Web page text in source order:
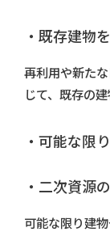
・既存建物
再利用や新た
じて、既存の
・可能な限
・二次資源
可能な限り建